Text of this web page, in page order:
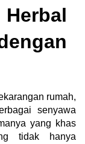
rumah,
senyawa
yang khas
tidak hanya